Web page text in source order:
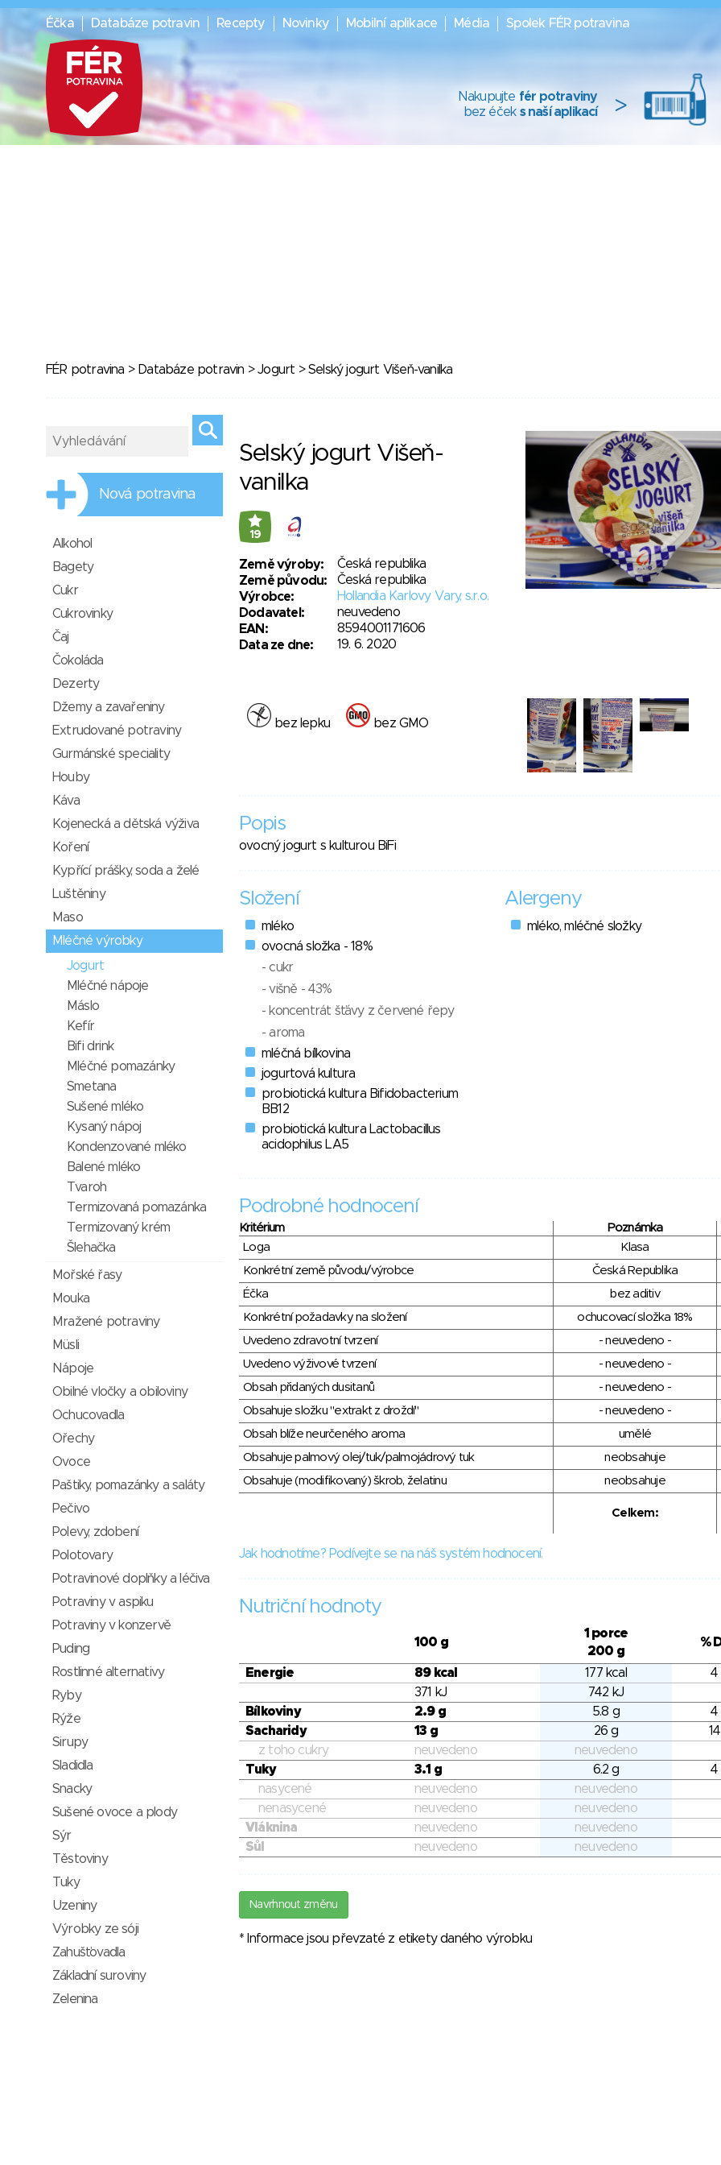
Éčka Databáze potravin Recepty Novinky Mobilní aplikace Média Spolek FÉR potravina
Nakupujte fér potraviny
bez éček s naší aplikací >
FÉR potravina > Databáze potravin >Jogurt > Selský jogurt Višeň-vanilka
Selský jogurt Višeň-
vanilka
19
Země výroby:
Česká republika
Země původu:
Česká republika
Výrobce:
Hollandia Karlovy Vary, s.r.o.
Dodavatel:
neuvedeno
EAN:
8594001171606
Data ze dne:
19. 6. 2020
bez lepku bez GMO
Popis
ovocný jogurt s kulturou BiFi
Složení
mléko
ovocná složka - 18%
- cukr
- višně - 43%
- koncentrát šťávy z červené řepy
- aroma
mléčná bílkovina
jogurtová kultura
probiotická kultura Bifidobacterium
BB12
probiotická kultura Lactobacillus
acidophilus LA5
Alergeny
mléko, mléčné složky
Podrobné hodnocení
Kritérium Poznámka
Loga
Klasa
Konkrétní země původu/výrobce
Česká Republika
Éčka
bez aditiv
Konkrétní požadavky na složení
ochucovací složka 18%
Uvedeno zdravotní tvrzení
- neuvedeno -
Uvedeno výživové tvrzení
- neuvedeno -
Obsah přidaných dusitanů
- neuvedeno -
Obsahuje složku "extrakt z droždí"
- neuvedeno -
Obsah blíže neurčeného aroma
umělé
Obsahuje palmový olej/tuk/palmojádrový tuk
neobsahuje
Obsahuje (modifikovaný) škrob, želatinu
neobsahuje
Celkem:
Jak hodnotíme? Podívejte se na náš systém hodnocení.
Nutriční hodnoty
100 g
1 porce
200 g
%
Energie 89 kcal 177 kcal
4
371 kJ
742 kJ
Bílkoviny
2.9 g 5.8 g
4
Sacharidy
13 g 26 g
z toho cukry
neuvedeno
neuvedeno
Tuky
3.1 g 6.2 g
4
nasycené
neuvedeno
neuvedeno
nenasycené
neuvedeno
neuvedeno
Vláknina
neuvedeno
neuvedeno
Sůl
neuvedeno neuvedeno
Navrhnout změnu
* Informace jsou převzaté z etikety daného výrobku
Nová potravina
Alkohol
Bagety
Cukr
Cukrovinky
Čaj
Čokoláda
Dezerty
Džemy a zavařeniny
Extrudované potraviny
Gurmánské speciality
Houby
Káva
Kojenecká a dětská výživa
Koření
Kypřící prášky, soda a želé
Luštěniny
Maso
Mléčné výrobky
Jogurt
Mléčné nápoje
Máslo
Kefír
Bifi drink
Mléčné pomazánky
Smetana
Sušené mléko
Kysaný nápoj
Kondenzované mléko
Balené mléko
Tvaroh
Termizovaná pomazánka
Termizovaný krém
Šlehačka
Mořské řasy
Mouka
Mražené potraviny
Müsli
Nápoje
Obilné vločky a obiloviny
Ochucovadla
Ořechy
Ovoce
Paštiky, pomazánky a saláty
Pečivo
Polevy, zdobení
Polotovary
Potravinové doplňky a léčiva
Potraviny v aspiku
Potraviny v konzervě
Puding
Rostlinné alternativy
Ryby
Rýže
Sirupy
Sladidla
Snacky
Sušené ovoce a plody
Sýr
Těstoviny
Tuky
Uzeniny
Výrobky ze sóji
Zahušťovadla
Základní suroviny
Zelenina